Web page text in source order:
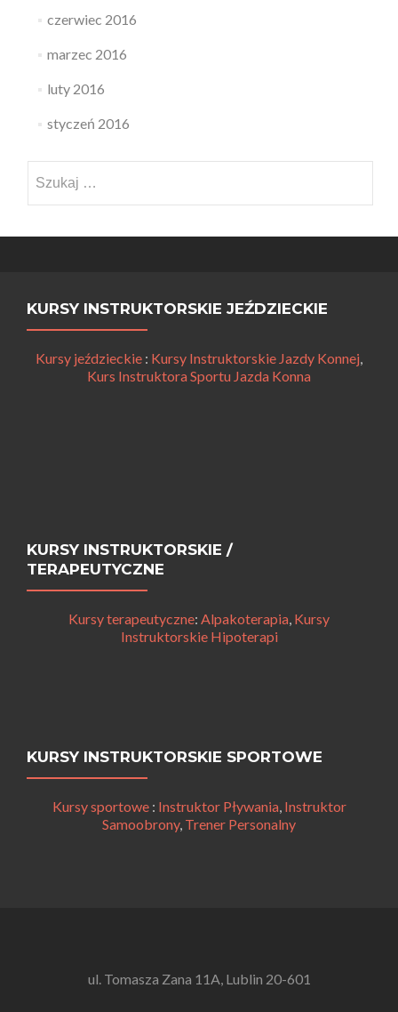
czerwiec 2016
marzec 2016
luty 2016
styczeń 2016
KURSY INSTRUKTORSKIE JEŹDZIECKIE
Kursy jeździeckie : Kursy Instruktorskie Jazdy Konnej,
Kurs Instruktora Sportu Jazda Konna
KURSY INSTRUKTORSKIE /
TERAPEUTYCZNE
Kursy terapeutyczne: Alpakoterapia, Kursy
Instruktorskie Hipoterapi
KURSY INSTRUKTORSKIE SPORTOWE
Kursy sportowe: Instruktor Pływania, Instruktor
Samoobrony, Trener Personalny
ul. Tomasza Zana 11A, Lublin 20-601